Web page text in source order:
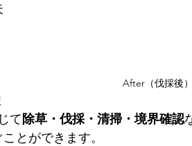
After（伐採後
て除草・伐採・清掃・境界確認
とができます。